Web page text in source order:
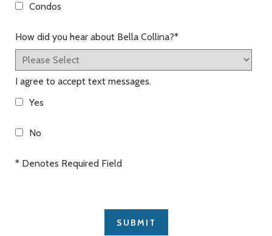
Condos
How did you hear about Bella Collina?*
I agree to accept text messages.
Yes
No
* Denotes Required Field